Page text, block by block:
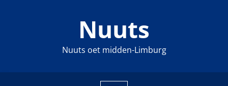
Nuuts
Nuuts oet midden-Limburg